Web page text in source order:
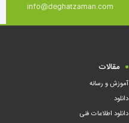
info@deghatzaman.com
مقالات
آموزش و رسانه
دانلود
دانلود اطلاعات فنی